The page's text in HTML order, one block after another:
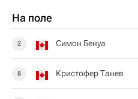
На поле
2 Симон Бенуа
8 Кристофер Танев